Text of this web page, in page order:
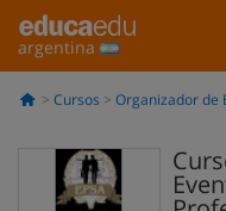
argentina
Cursos Organizador de